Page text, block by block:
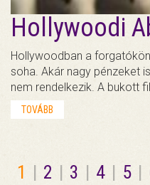
Hollywoodi
Hollywoodban a
soha. Akár nagy pénzeket
nem rendelkezik. A bukott
TOVÁBB
1 | 2 | 3 | 4 | 5 |